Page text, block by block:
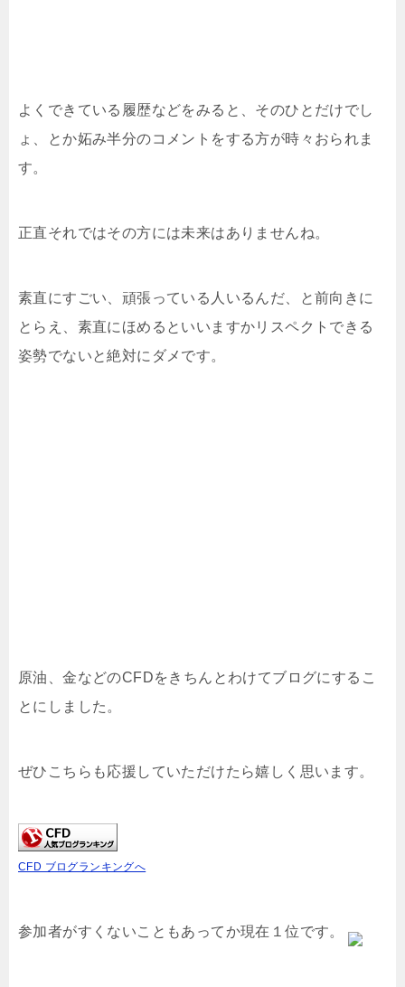
よくできている履歴などをみると、そのひとだけでし
ょ、とか妬み半分のコメントをする方が時々おられま
す。
正直それではその方には未来はありませんね。
素直にすごい、頑張っている人いるんだ、と前向きに
とらえ、素直にほめるといいますかリスペクトできる
姿勢でないと絶対にダメです。
原油、金などのCFDをきちんとわけてブログにするこ
とにしました。
ぜひこちらも応援していただけたら嬉しく思います。
CFD ブログランキングへ
参加者がすくないこともあってか現在１位です。